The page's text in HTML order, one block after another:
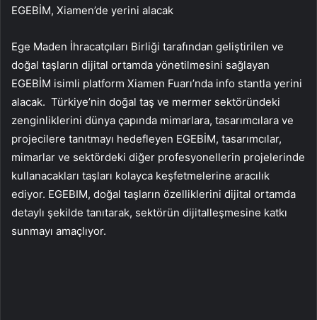
EGEBİM, Xiamen’de yerini alacak
Ege Maden İhracatçıları Birliği tarafından geliştirilen ve
doğal taşların dijital ortamda yönetilmesini sağlayan
EGEBİM isimli platform Xiamen Fuarı’nda info stantla yerini
alacak. Türkiye’nin doğal taş ve mermer sektöründeki
zenginliklerini dünya çapında mimarlara, tasarımcılara ve
projecilere tanıtmayı hedefleyen EGEBİM, tasarımcılar,
mimarlar ve sektördeki diğer profesyonellerin projelerinde
kullanacakları taşları kolayca keşfetmelerine aracılık
ediyor. EGEBIM, doğal taşların özelliklerini dijital ortamda
detaylı şekilde tanıtarak, sektörün dijitalleşmesine katkı
sunmayı amaçlıyor.